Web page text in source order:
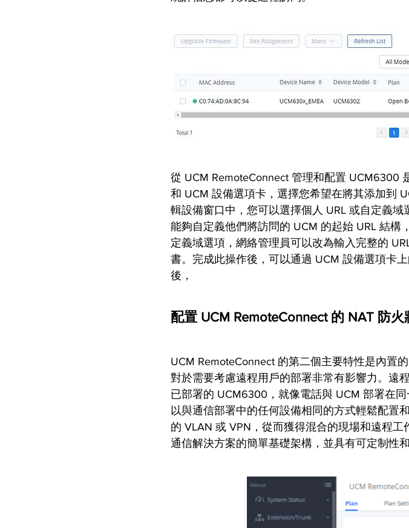
從 UCM RemoteConnect 管理和配置 UCM6300
和 UCM 設備選項卡，選擇您希望在將其添加到
輯設備窗口中，您可以選擇個人 URL 或自定義
能夠自定義他們將訪問的 UCM 的起始 URL 結構
定義域選項，網絡管理員可以改為輸入完整的
書。完成此操作後，可以通過 UCM 設備選項卡
後，
配置 UCM RemoteConnect 的 NAT 防
UCM RemoteConnect 的第二個主要特性是內置
對於需要考慮遠程用戶的部署非常有影響力。遠
已部署的 UCM6300，就像電話與 UCM 部署在
以與通信部署中的任何設備相同的方式輕鬆配置
的 VLAN 或 VPN，從而獲得混合的現場和遠程
通信解決方案的簡單基礎架構，並具有可定制性